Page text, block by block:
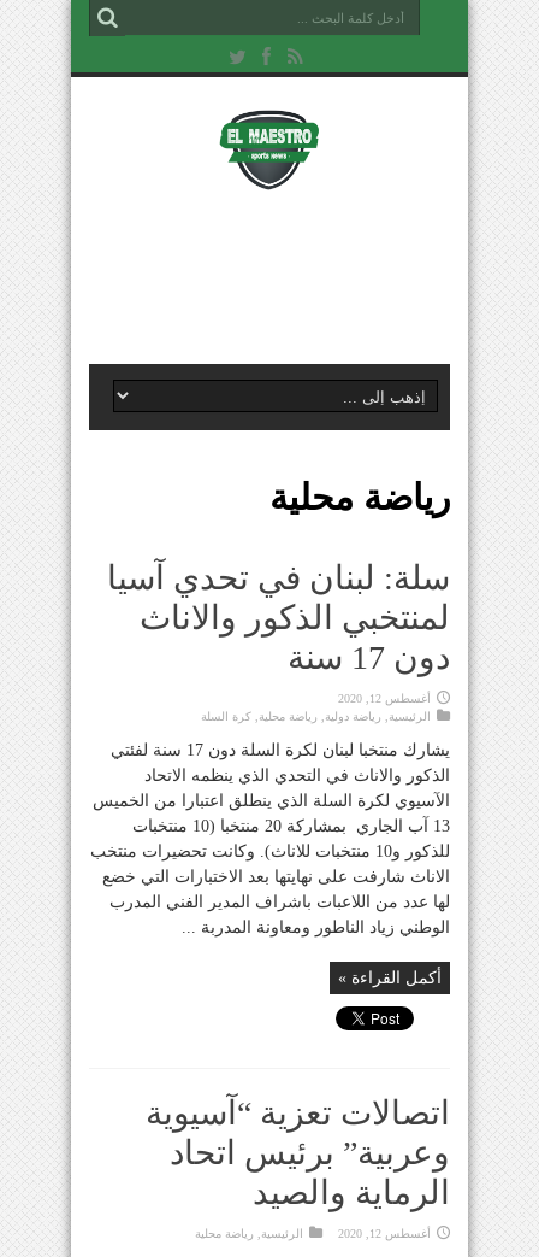
رياضة محلية
سلة: لبنان في تحدي آسيا
لمنتخبي الذكور والاناث
دون 17 سنة
أغسطس 12, 2020
الرئيسية
رياضة دولية رياضة محلية كرة السلة
يشارك منتخبا لبنان لكرة السلة دون 17 سنة لفئتي
الذكور والاناث في التحدي الذي ينظمه الاتحاد
الآسيوي لكرة السلة الذي ينطلق اعتبارا من الخميس
13 آب الجاري بمشاركة 20 منتخبا (10 منتخبات
للذكور و10 منتخبات للاناث). وكانت تحضيرات منتخب
الاناث شارفت على نهايتها بعد الاختبارات التي خضع
لها عدد من اللاعبات باشراف المدير الفني المدرب
الوطني زياد الناطور ومعاونة المدربة ...
أكمل القراءة »
اتصالات تعزية “آسيوية
وعربية” برئيس اتحاد
الرماية والصيد
أغسطس 12, 2020 الرئيسية رياضة محلية